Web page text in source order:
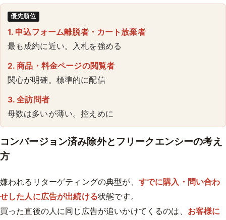
優先順位
1. 申込フォーム離脱者・カート放棄者
最も成約に近い。入札を強める
2. 商品・料金ページの閲覧者
関心が明確。標準的に配信
3. 全訪問者
母数は多いが薄い。控えめに
コンバージョン済み除外とフリークエンシーの考え
方
嫌われるリターゲティングの典型が、 すでに購入・問い合わ
せした人に広告が出続ける状態です。
買った直後の人に同じ広告が追いかけてくるのは、 お客様に